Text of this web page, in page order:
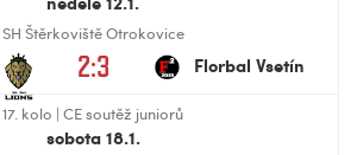
SH Štěrkoviště Otrokovice
2:3 Florbal Vsetín
17. kolo | CE soutěž juniorů
sobota 18.1.